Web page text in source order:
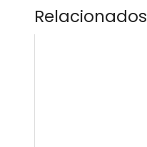
Relacionados